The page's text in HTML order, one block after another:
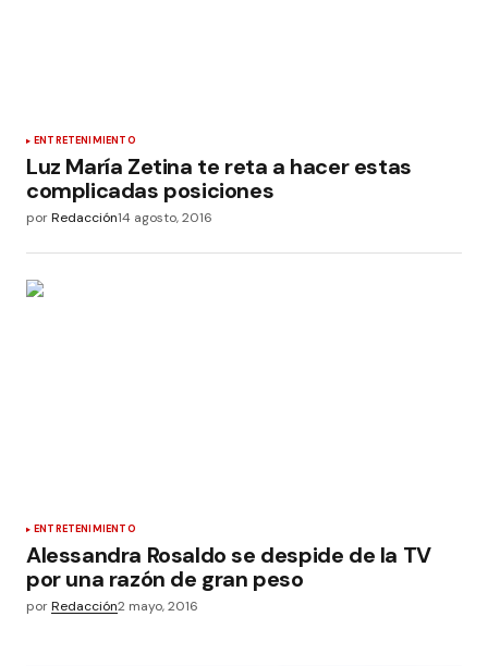
ENTRETENIMIENTO
Luz María Zetina te reta a hacer estas
complicadas posiciones
porRedacción14 agosto, 2016
ENTRETENIMIENTO
Alessandra Rosaldo se despide de la TV
por una razón de gran peso
porRedacción2 mayo, 2016